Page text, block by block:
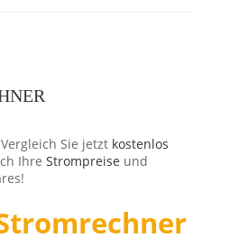
Vergleich Sie jetzt kostenlos
Ihre Strompreise und